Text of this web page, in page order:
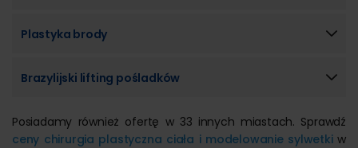
Plastyka brody
Brazylijski lifting pośladków
Posiadamy również ofertę w 33 innych miastach. Sprawdź
ceny chirurgia plastyczna ciała i modelowanie sylwetkiw